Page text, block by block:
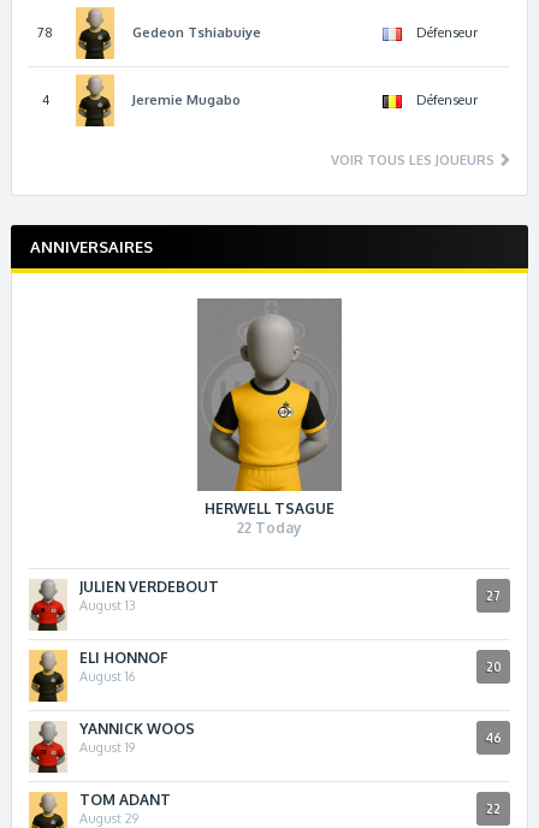
78 Gedeon Tshiabuiye Défenseur
4 Jeremie Mugabo Défenseur
VOIR TOUS LES JOUEURS
ANNIVERSAIRES
HERWELL TSAGUE
22 Today
JULIEN VERDEBOUT 27
August 13
ELI HONNOF 20
August 16
YANNICK WOOS 46
August 19
TOM ADANT 22
August 29